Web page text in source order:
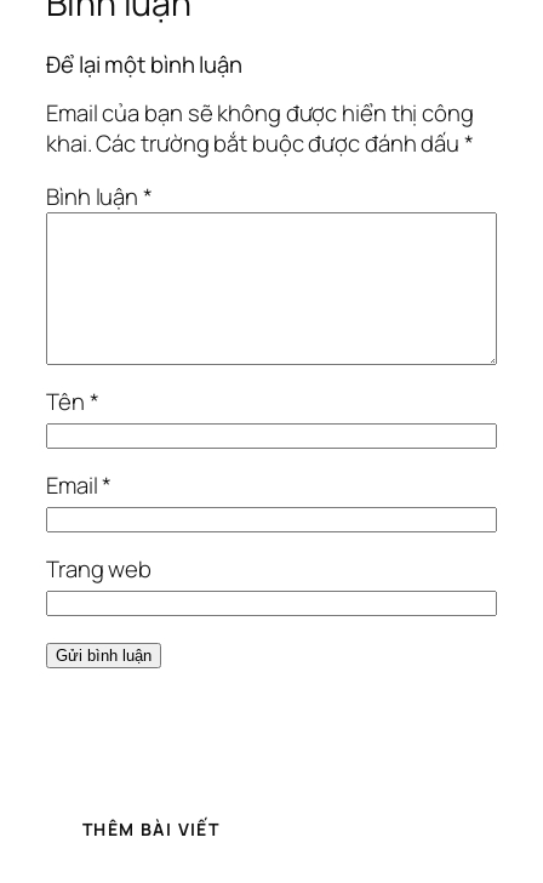
Để lại một bình luận
Email của bạn sẽ không được hiển thị công
khai.Các trường bắt buộc được đánh dấu*
Bình luận*
Tên*
Email*
Trang web
THÊM BÀI VIẾT